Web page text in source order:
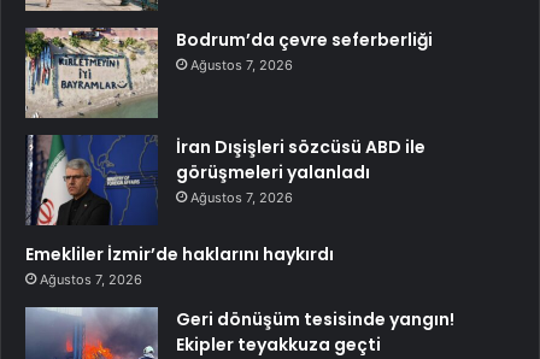
Bodrum’da çevre seferberliği
Ağustos 7, 2026
İran Dışişleri sözcüsü ABD ile
görüşmeleri yalanladı
Ağustos 7, 2026
Emekliler İzmir’de haklarını haykırdı
Ağustos 7, 2026
Geri dönüşüm tesisinde yangın!
Ekipler teyakkuza geçti